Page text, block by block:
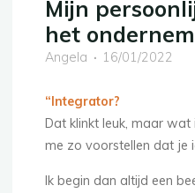
Mijn
het
Angela 16/01/2022
“Integrator?
Dat klinkt leuk, maar wat
me zo voorstellen dat je
Ik begin dan altijd een